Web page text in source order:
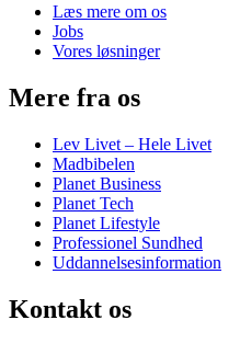
Læs mere om os
Jobs
Vores løsninger
Mere fra os
Lev Livet – Hele Livet
Madbibelen
Planet Business
Planet Tech
Planet Lifestyle
Professionel Sundhed
Uddannelsesinformation
Kontakt os